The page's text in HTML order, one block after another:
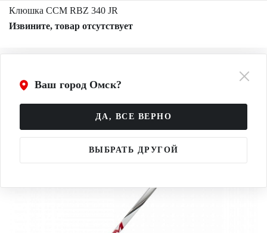
Ваш город Омск?
ДА, ВСЕ ВЕРНО
ВЫБРАТЬ ДРУГОЙ
Клюшка CCM RBZ 340 JR
Извините, товар отсутствует